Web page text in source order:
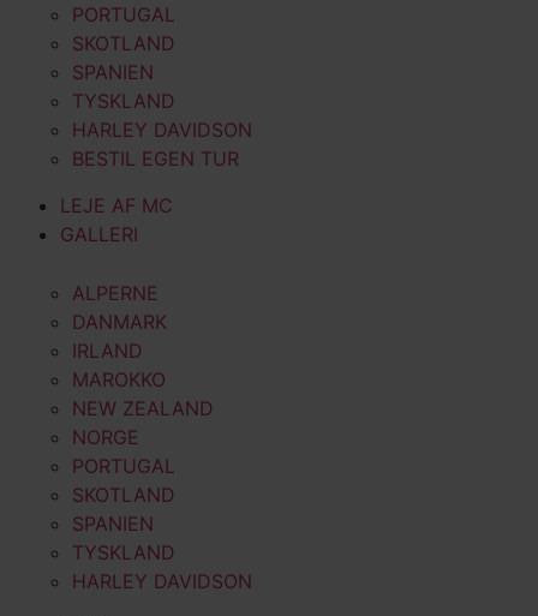
PORTUGAL
SKOTLAND
SPANIEN
TYSKLAND
HARLEY DAVIDSON
BESTIL EGEN TUR
LEJE AF MC
GALLERI
ALPERNE
DANMARK
IRLAND
MAROKKO
NEW ZEALAND
NORGE
PORTUGAL
SKOTLAND
SPANIEN
TYSKLAND
HARLEY DAVIDSON